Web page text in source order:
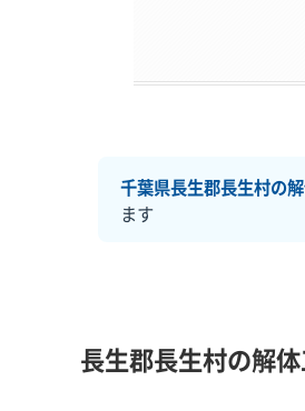
千葉県長生郡長生村の
ます
長生郡長生村の解